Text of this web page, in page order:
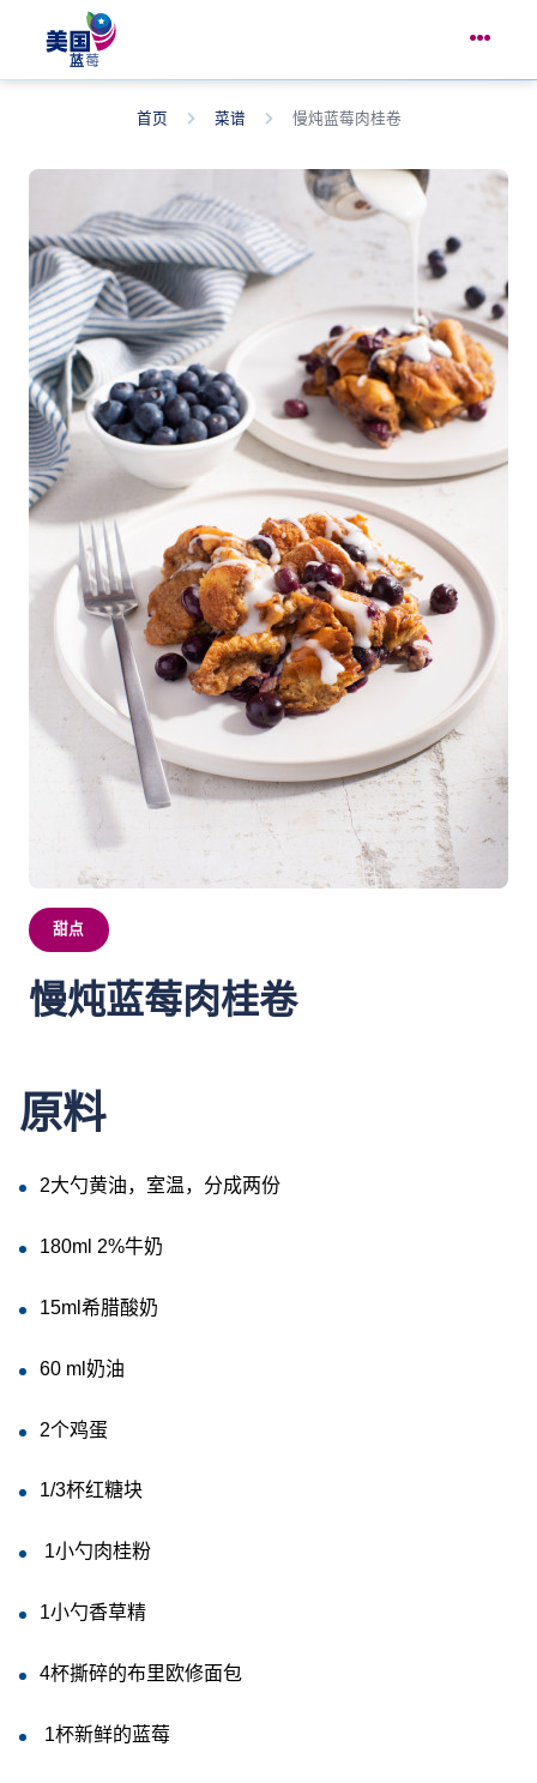
首页 菜谱 慢炖蓝莓肉桂卷
甜点
慢炖蓝莓肉桂卷
原料
2大勺黄油，室温，分成两份
180ml 2%牛奶
15ml 希腊酸奶
60 ml 奶油
2个鸡蛋
1/3杯红糖块
1小勺肉桂粉
1小勺香草精
4杯撕碎的布里欧修面包
1杯新鲜的蓝莓